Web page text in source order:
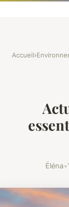
Accueil›
Éléna•